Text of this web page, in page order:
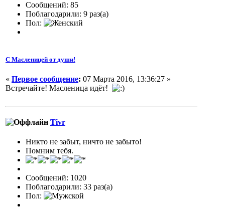
Сообщений: 85
Поблагодарили: 9 раз(а)
Пол:
С Масленицей от души!
« Первое сообщение: 07 Марта 2016, 13:36:27 »
Встречайте! Масленица идёт!
Tivr
Никто не забыт, ничто не забыто!
Помним тебя.
Сообщений: 1020
Поблагодарили: 33 раз(а)
Пол: